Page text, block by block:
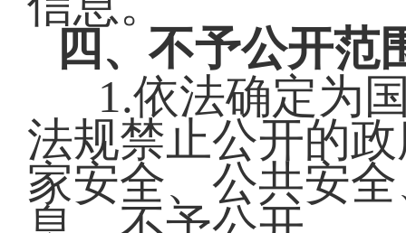
四、不予公开范
1.依法确定为
法规禁止公开的
家安全、公共安